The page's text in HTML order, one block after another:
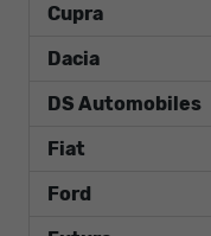
Cupra
Dacia
DS Automobiles
Fiat
Ford